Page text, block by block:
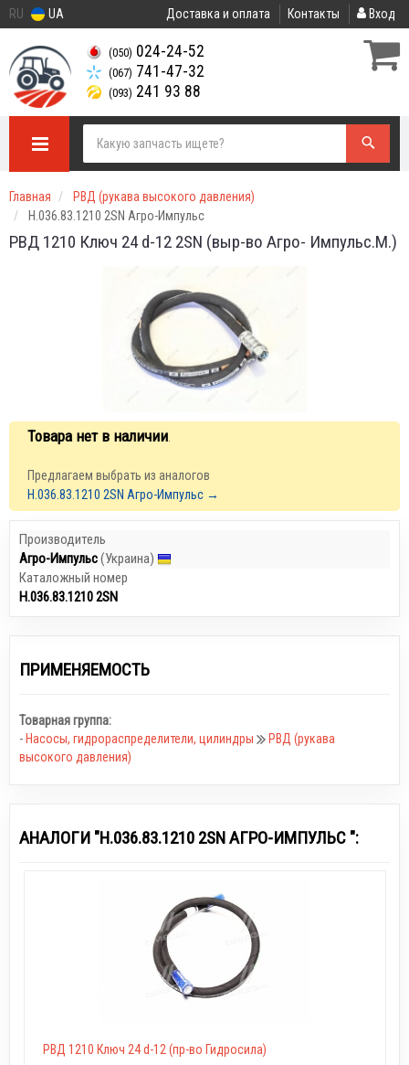
RU UA Доставка и оплата Контакты Вход
(050) 024-24-52
(067) 741-47-32
(093) 241 93 88
Главная
РВД (рукава высокого давления)
Н.036.83.1210 2SN Агро-Импульс
РВД 1210 Ключ 24 d-12 2SN (выр-во Агро- Импульс.М.)
Товара нет в наличии
Предлагаем выбрать из аналогов
Н.036.83.1210 2SN Агро-Импульс →
Производитель
Агро-Импульс(Украина)
Каталожный номер
Н.036.83.1210 2SN
ПРИМЕНЯЕМОСТЬ
Товарная группа:
- Насосы, гидрораспределители, цилиндры
РВД (рукава
высокого давления)
АНАЛОГИ "Н.036.83.1210 2SN АГРО-ИМПУЛЬС ":
РВД 1210 Ключ 24 d-12 (пр-во Гидросила)